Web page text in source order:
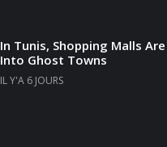
In Tunis, Shopping Malls
Into Ghost Towns
IL Y'A 6 JOURS